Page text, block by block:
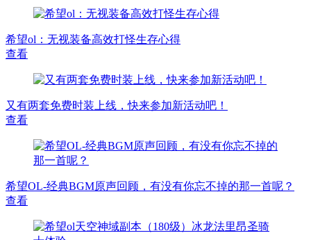
希望ol：无视装备高效打怪生存心得
查看
又有两套免费时装上线，快来参加新活动吧！
查看
希望OL-经典BGM原声回顾，有没有你忘不掉的那一首呢？
查看